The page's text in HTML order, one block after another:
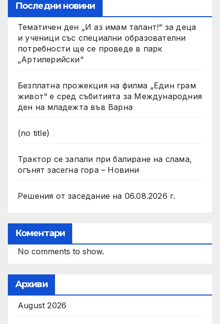
Последни новини
Тематичен ден „И аз имам талант!“ за деца
и ученици със специални образователни
потребности ще се проведе в парк
„Артилерийски“
Безплатна прожекция на филма „Един грам
живот“ е сред събитията за Международния
ден на младежта във Варна
(no title)
Трактор се запали при балиране на слама,
огънят засегна гора – Новини
Решения от заседание на 06.08.2026 г.
Коментари
No comments to show.
Архиви
August 2026